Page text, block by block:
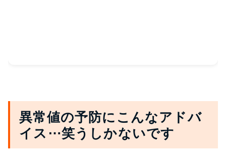
異常値の予防にこんなアドバ
イス⋯笑うしかないです